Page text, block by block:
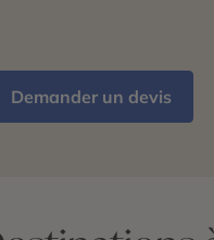
Demander un devis